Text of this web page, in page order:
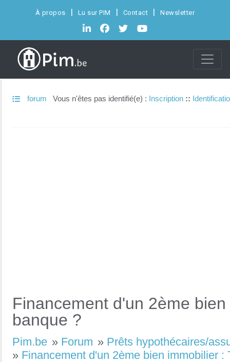
À propos Lu sur PIM Contact Newsletter
forum Vous n'êtes pas identifié(e) : Inscription ::
Financement d'un 2ème
banque ?
Pim.be » Forum » Prêts hypothécaires/
» Financement d'un 2ème bien immobilier